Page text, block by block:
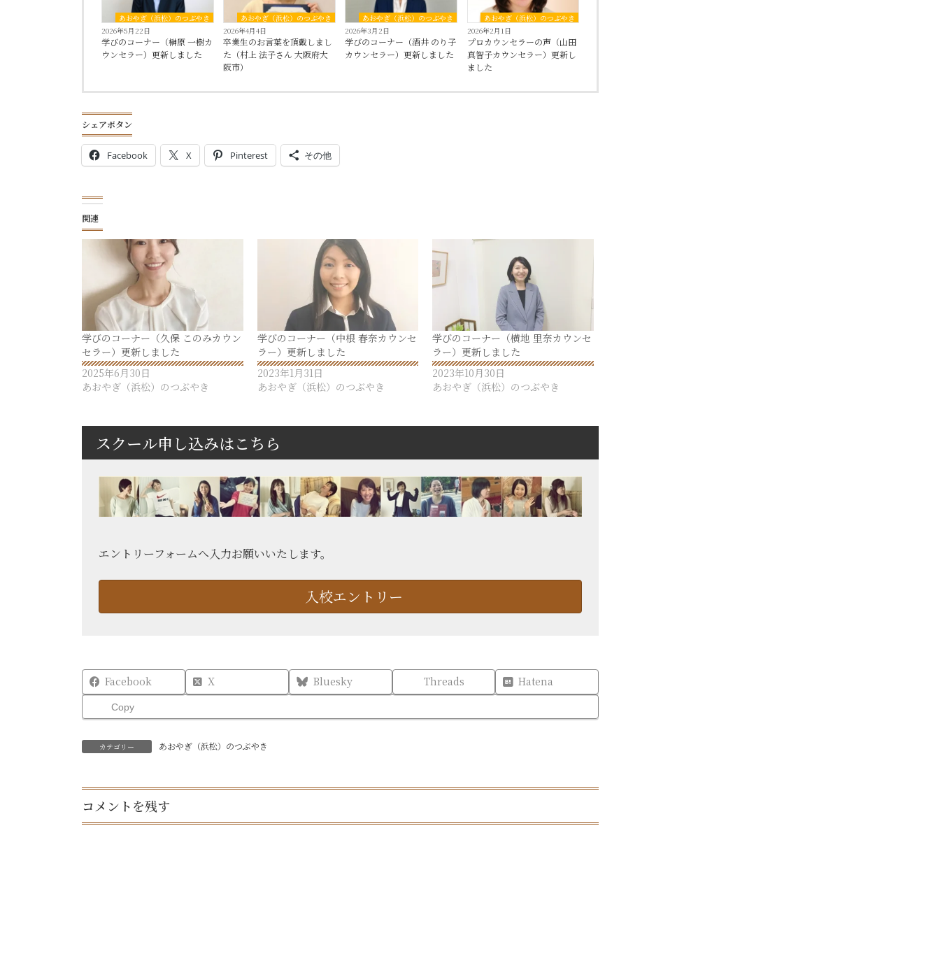
あおやぎ（浜松）のつぶやき
2026年5月22日
学びのコーナー（榊原 一樹カ
ウンセラー）更新しました
あおやぎ（浜松）のつぶやき
2026年4月4日
卒業生のお言葉を頂戴しまし
た（村上 法子さん 大阪府大
阪市）
あおやぎ（浜松）のつぶやき
2026年3月2日
学びのコーナー（酒井 のり子
カウンセラー）更新しました
あおやぎ（浜松）のつぶやき
2026年2月1日
プロカウンセラーの声（山田
真智子カウンセラー）更新し
ました
シェアボタン
Facebook X Pinterest その他
関連
学びのコーナー（久保 このみカウン
セラー）更新しました
2025年6月30日
あおやぎ（浜松）のつぶやき
学びのコーナー（中根 春奈カウンセ
ラー）更新しました
2023年1月31日
あおやぎ（浜松）のつぶやき
学びのコーナー（横地 里奈カウンセ
ラー）更新しました
2023年10月30日
あおやぎ（浜松）のつぶやき
スクール申し込みはこちら
エントリーフォームへ入力お願いいたします。
入校エントリー
Facebook X Bluesky Threads Hatena
Copy
カテゴリー あおやぎ（浜松）のつぶやき
コメントを残す